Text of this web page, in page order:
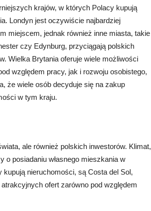
krajów, w których Polacy kupują
Londyn jest oczywiście najbardziej
miejscem, jednak również inne miasta, takie
czy Edynburg, przyciągają polskich
Wielka Brytania oferuje wiele możliwości
względem pracy, jak i rozwoju osobistego,
że wiele osób decyduje się na zakup
w tym kraju.
ale również polskich inwestorów. Klimat,
o posiadaniu własnego mieszkania w
nieruchomości, są Costa del Sol,
ofert zarówno pod względem